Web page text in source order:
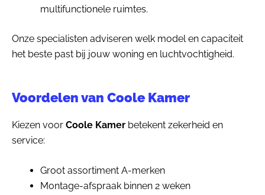
multifunctionele ruimtes.
Onze specialisten adviseren welk model en capaciteit
het beste past bij jouw woning en luchtvochtigheid.
Voordelen van Coole Kamer
Kiezen voor Coole Kamer betekent zekerheid en
service:
Groot assortiment A-merken
Montage-afspraak binnen 2 weken